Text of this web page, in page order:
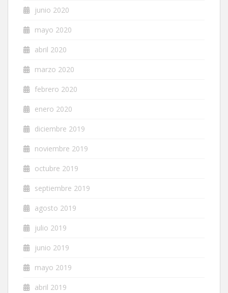
junio 2020
mayo 2020
abril 2020
marzo 2020
febrero 2020
enero 2020
diciembre 2019
noviembre 2019
octubre 2019
septiembre 2019
agosto 2019
julio 2019
junio 2019
mayo 2019
abril 2019